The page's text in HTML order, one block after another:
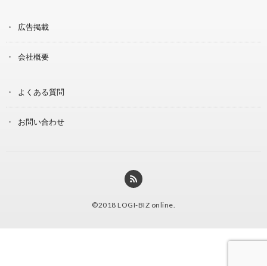
広告掲載
会社概要
よくある質問
お問い合わせ
©2018 LOGI-BIZ online